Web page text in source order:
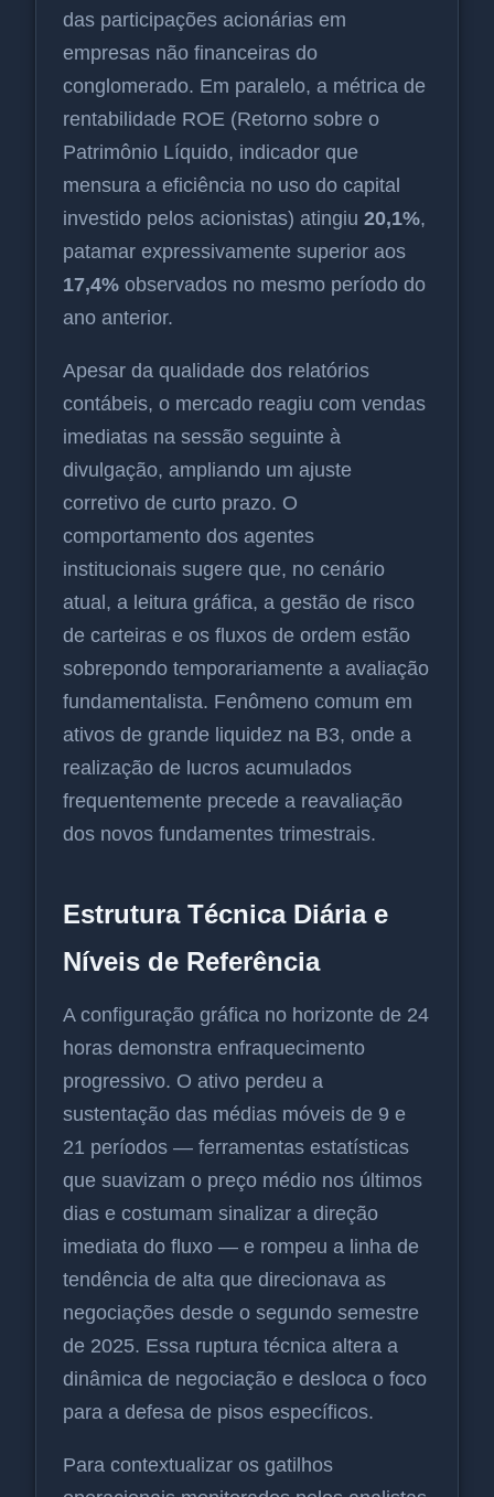
das participações acionárias em
empresas não financeiras do
conglomerado. Em paralelo, a métrica de
rentabilidade ROE (Retorno sobre o
Patrimônio Líquido, indicador que
mensura a eficiência no uso do capital
investido pelos acionistas) atingiu 20,1%,
patamar expressivamente superior aos
17,4% observados no mesmo período do
ano anterior.
Apesar da qualidade dos relatórios
contábeis, o mercado reagiu com vendas
imediatas na sessão seguinte à
divulgação, ampliando um ajuste
corretivo de curto prazo. O
comportamento dos agentes
institucionais sugere que, no cenário
atual, a leitura gráfica, a gestão de risco
de carteiras e os fluxos de ordem estão
sobrepondo temporariamente a avaliação
fundamentalista. Fenômeno comum em
ativos de grande liquidez na B3, onde a
realização de lucros acumulados
frequentemente precede a reavaliação
dos novos fundamentes trimestrais.
Estrutura Técnica Diária e
Níveis de Referência
A configuração gráfica no horizonte de 24
horas demonstra enfraquecimento
progressivo. O ativo perdeu a
sustentação das médias móveis de 9 e
21 períodos — ferramentas estatísticas
que suavizam o preço médio nos últimos
dias e costumam sinalizar a direção
imediata do fluxo — e rompeu a linha de
tendência de alta que direcionava as
negociações desde o segundo semestre
de 2025. Essa ruptura técnica altera a
dinâmica de negociação e desloca o foco
para a defesa de pisos específicos.
Para contextualizar os gatilhos